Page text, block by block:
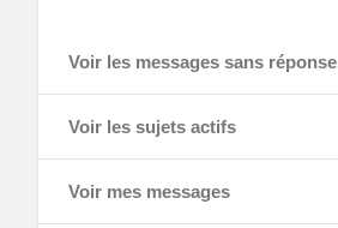
Voir les messages sans réponse
Voir les sujets actifs
Voir mes messages